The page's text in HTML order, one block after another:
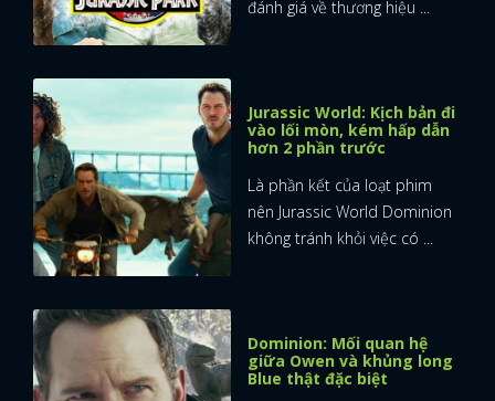
đánh giá về thương hiệu ...
Jurassic World: Kịch bản đi
vào lối mòn, kém hấp dẫn
hơn 2 phần trước
Là phần kết của loạt phim
nên Jurassic World Dominion
không tránh khỏi việc có ...
Dominion: Mối quan hệ
giữa Owen và khủng long
Blue thật đặc biệt